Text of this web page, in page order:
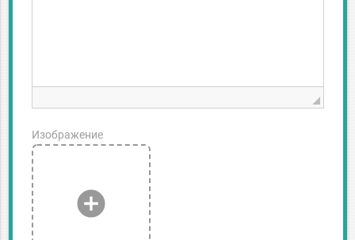
add_circle
Изображение